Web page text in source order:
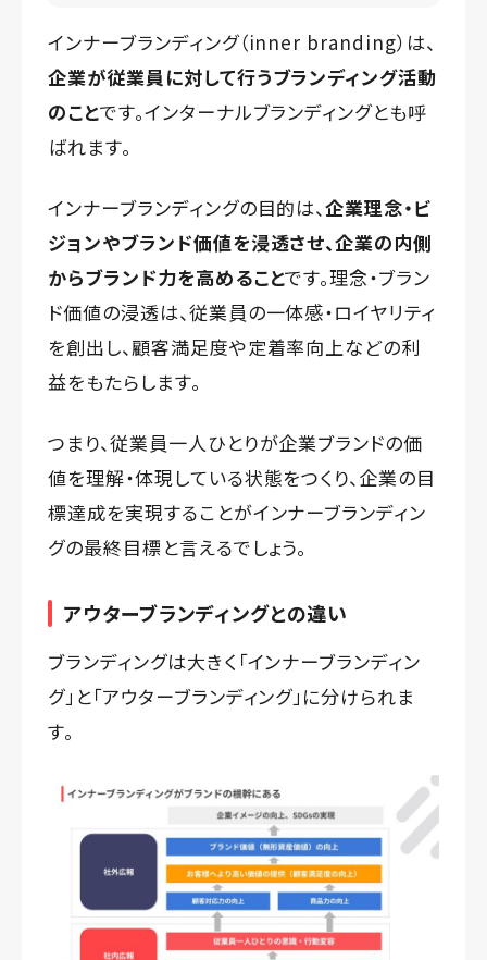
インナーブランディング（inner branding）は、
企業が従業員に対して行うブランディング活動
のことです。インターナルブランディングとも呼
ばれます。
インナーブランディングの目的は、企業理念・ビ
ジョンやブランド価値を浸透させ、企業の内側
からブランド力を高めることです。理念・ブラン
ド価値の浸透は、従業員の一体感・ロイヤリティ
を創出し、顧客満足度や定着率向上などの利
益をもたらします。
つまり、従業員一人ひとりが企業ブランドの価
値を理解・体現している状態をつくり、企業の目
標達成を実現することがインナーブランディン
グの最終目標と言えるでしょう。
アウターブランディングとの違い
ブランディングは大きく「インナーブランディン
グ」と「アウターブランディング」に分けられま
す。